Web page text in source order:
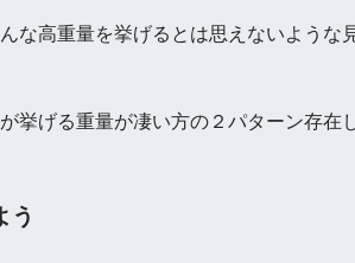
高重量を挙げるとは思えないよう
げる重量が凄い方の２パターン存
う